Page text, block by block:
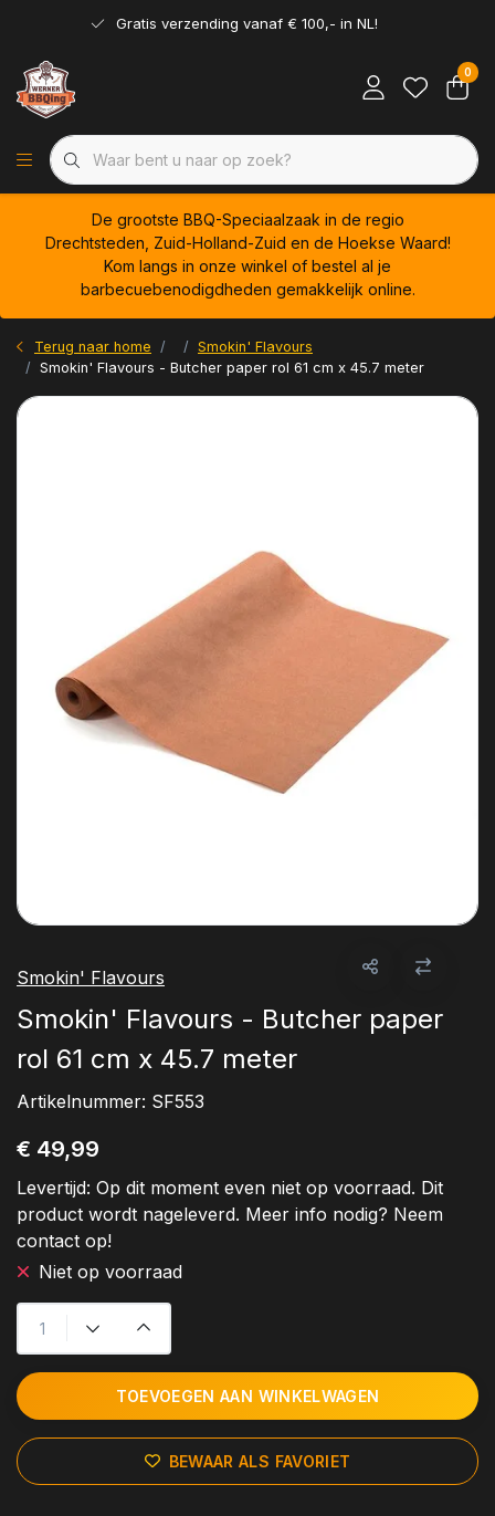
Gratis verzending vanaf € 100,- in NL!
0
De grootste BBQ-Speciaalzaak in de regio
Drechtsteden, Zuid-Holland-Zuid en de Hoekse Waard!
Kom langs in onze winkel of bestel al je
barbecuebenodigdheden gemakkelijk online.
Terug naar home
Smokin' Flavours
Smokin' Flavours - Butcher paper rol 61 cm x 45.7 meter
Smokin' Flavours
Smokin' Flavours - Butcher paper
rol 61 cm x 45.7 meter
Artikelnummer: SF553
€ 49,99
Levertijd: Op dit moment even niet op voorraad. Dit
product wordt nageleverd. Meer info nodig? Neem
contact op!
Niet op voorraad
TOEVOEGEN AAN WINKELWAGEN
BEWAAR ALS FAVORIET